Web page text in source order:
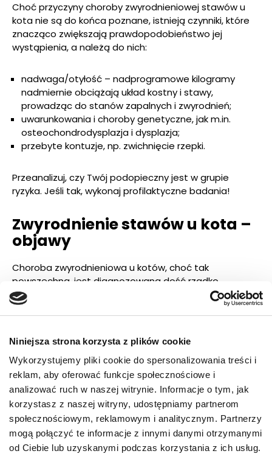
Niniejsza strona korzysta z plików cookie
Wykorzystujemy pliki cookie do spersonalizowania treści i
reklam, aby oferować funkcje społecznościowe i
analizować ruch w naszej witrynie. Informacje o tym, jak
korzystasz z naszej witryny, udostępniamy partnerom
społecznościowym, reklamowym i analitycznym. Partnerzy
mogą połączyć te informacje z innymi danymi otrzymanymi
od Ciebie lub uzyskanymi podczas korzystania z ich usług.
Choć przyczyny choroby zwyrodnieniowej stawów u
kota nie są do końca poznane, istnieją czynniki, które
znacząco zwiększają prawdopodobieństwo jej
wystąpienia, a należą do nich:
nadwaga/otyłość – nadprogramowe kilogramy
nadmiernie obciążają układ kostny i stawy,
prowadząc do stanów zapalnych i zwyrodnień;
uwarunkowania i choroby genetyczne, jak m.in.
osteochondrodysplazja i dysplazja;
przebyte kontuzje, np. zwichnięcie rzepki.
Przeanalizuj, czy Twój podopieczny jest w grupie
ryzyka. Jeśli tak, wykonaj profilaktyczne badania!
Zwyrodnienie stawów u kota –
objawy
Choroba zwyrodnieniowa u kotów, choć tak
powszechna, jest diagnozowana dość rzadko,
ponieważ długo nie daje oznak. W związku z tym,
pomimo rozwoju schorzenia, wygląd i zachowanie kota
doskonale maskuje ból i potrafi jeszcze długi czas
pozostawać aktywnym. Co istotne, nawet lekarz
weterynarii, bez przeprowadzenia odpowiednich
badań, nie jest w stanie bez wątpliwości stwierdzić,
czy dany pacjent cierpi na zwyrodnienie i czy
doświadcza dolegliwości bólowych. Diagnoza
niejednokrotnie odbywa się zupełnie przypadkowo, w
trakcie wizyty i badań z innego powodu. To niezwykle
podstępna choroba. Jeśli jednak będziesz uważnie
obserwować swojego pupila, masz szansę odnotować